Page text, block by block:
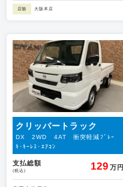
店舗 大阪本店
クリッパートラック
DX 2WD 4AT 衝突軽減ﾌﾞﾚｰ
ｷ･ｷｰﾚｽ･ｴｱｺﾝ
支払総額
(税込) 129 万円